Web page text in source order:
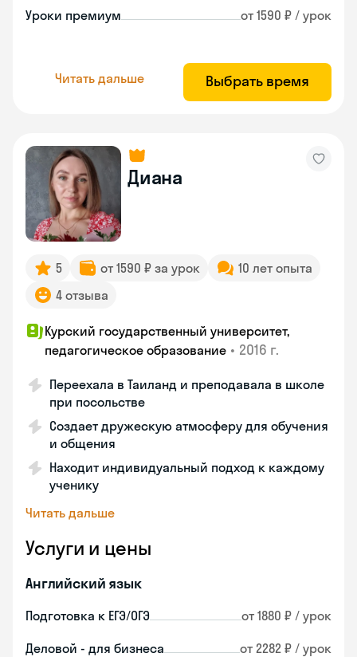
Уроки премиум от 1590 ₽ / урок
Читать дальше Выбрать время
Диана
5 от 1590 ₽ за урок
10 лет опыта
4 отзыва
Курский государственный университет,
педагогическое образование • 2016 г.
Переехала в Таиланд и преподавала в школе
при посольстве
Создает дружескую атмосферу для обучения
и общения
Находит индивидуальный подход к каждому
ученику
Читать дальше
Услуги и цены
Английский язык
Подготовка к ЕГЭ/ОГЭ от 1880 ₽ / урок
Деловой - для бизнеса от 2282 ₽ / урок